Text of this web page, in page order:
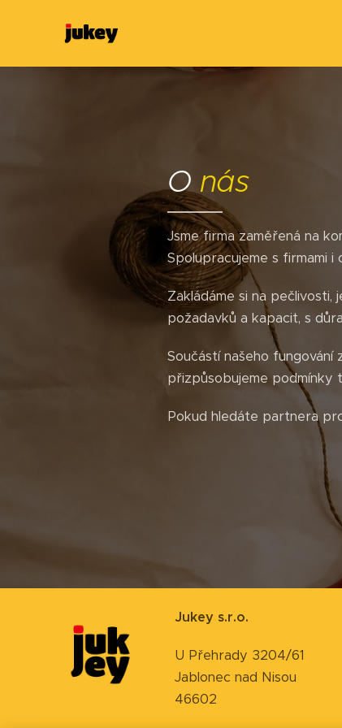
O nás
Jsme firma zaměřená na
Spolupracujeme s firmami
Zakládáme si na pečlivosti,
požadavků a kapacit, s
Součástí našeho
přizpůsobujeme podmínky
Pokud hledáte partnera
Jukey s.r.o.
U Přehrady 3204/61
Jablonec nad Nisou
46602